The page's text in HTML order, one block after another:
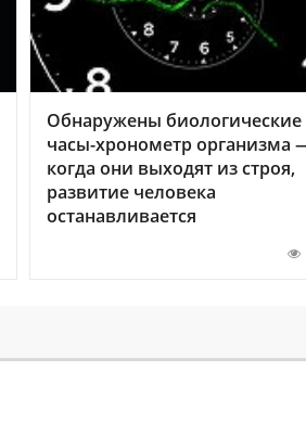
Обнаружены биологические
часы-хронометр организма
когда они выходят из строя,
развитие человека
останавливается